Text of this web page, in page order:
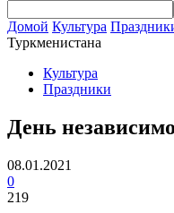
Домой Культура
Туркменистана
Культура
Праздники
День
08.01.2021
0
219